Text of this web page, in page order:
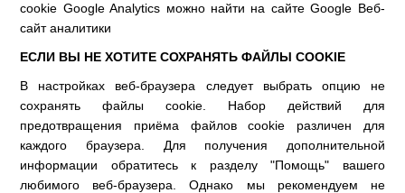
cookie Google Analytics можно найти на сайте Google Веб-
сайт аналитики
ЕСЛИ ВЫ НЕ ХОТИТЕ СОХРАНЯТЬ ФАЙЛЫ COOKIE
В настройках веб-браузера следует выбрать опцию не
сохранять файлы cookie. Набор действий для
предотвращения приёма файлов cookie различен для
каждого браузера. Для получения дополнительной
информации обратитесь к разделу "Помощь" вашего
любимого веб-браузера. Однако мы рекомендуем не